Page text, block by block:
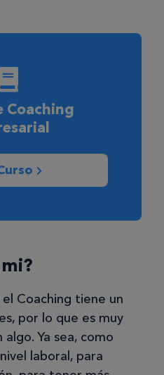
Coaching
Coaching tiene un
por lo que es muy
Ya sea, como
laboral, para